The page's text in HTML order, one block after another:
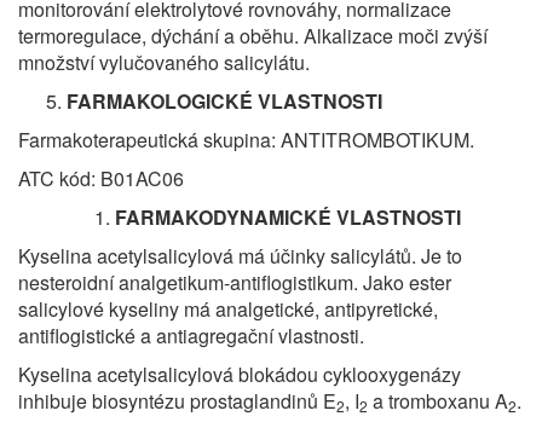
monitorování elektrolytové rovnováhy, normalizace
termoregulace, dýchání a oběhu. Alkalizace moči zvýší
množství vylučovaného salicylátu.
FARMAKOLOGICKÉ VLASTNOSTI
Farmakoterapeutická skupina: ANTITROMBOTIKUM.
ATC kód: B01AC06
FARMAKODYNAMICKÉ VLASTNOSTI
Kyselina acetylsalicylová má účinky salicylátů. Je to
nesteroidní analgetikum-antiflogistikum. Jako ester
salicylové kyseliny má analgetické, antipyretické,
antiflogistické a antiagregační vlastnosti.
Kyselina acetylsalicylová blokádou cyklooxygenázy
inhibuje biosyntézu prostaglandinů E2, I2 a tromboxanu A2.